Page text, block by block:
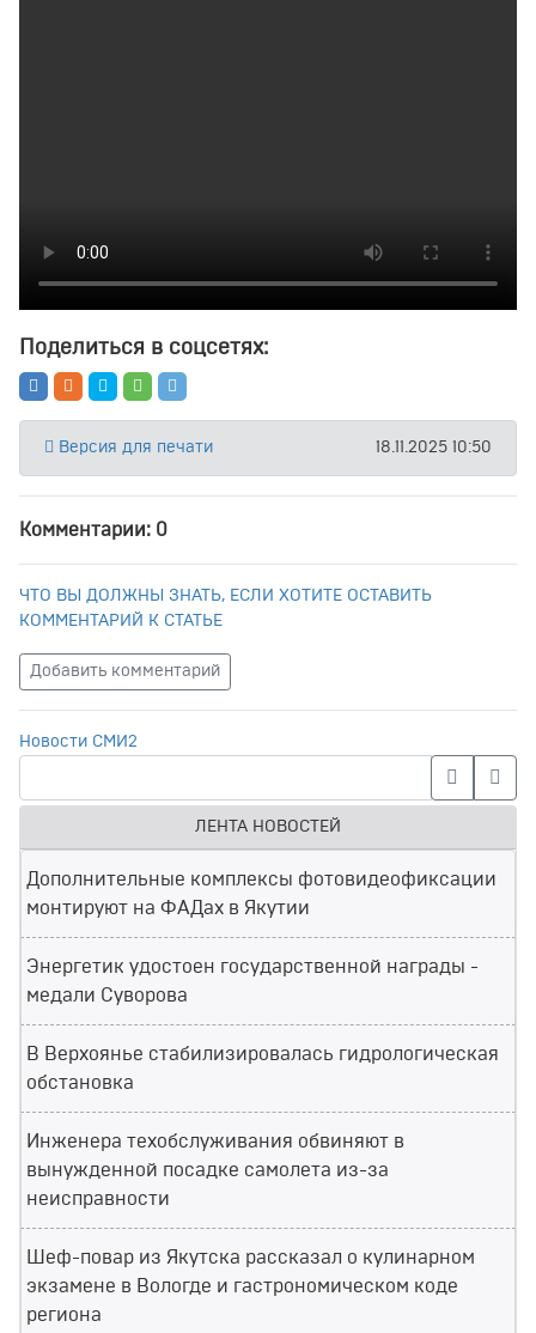
Поделиться в соцсетях:
Версия для печати 18.11.2025 10:50
Комментарии: 0
ЧТО ВЫ ДОЛЖНЫ ЗНАТЬ, ЕСЛИ ХОТИТЕ ОСТАВИТЬ
КОММЕНТАРИЙ К СТАТЬЕ
Добавить комментарий
Новости СМИ2
ЛЕНТА НОВОСТЕЙ
Дополнительные комплексы фотовидеофиксации
монтируют на ФАДах в Якутии
Энергетик удостоен государственной награды -
медали Суворова
В Верхоянье стабилизировалась гидрологическая
обстановка
Инженера техобслуживания обвиняют в
вынужденной посадке самолета из-за
неисправности
Шеф-повар из Якутска рассказал о кулинарном
экзамене в Вологде и гастрономическом коде
региона